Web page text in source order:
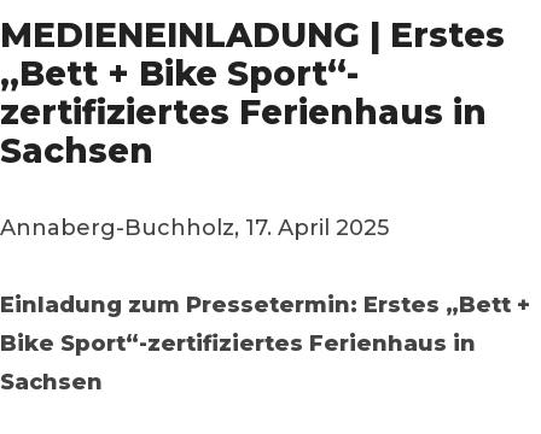
MEDIENEINLADUNG | Erstes
„Bett + Bike Sport“-
zertifiziertes Ferienhaus in
Sachsen
Annaberg-Buchholz, 17. April 2025
Einladung zum Pressetermin: Erstes „Bett +
Bike Sport“-zertifiziertes Ferienhaus in
Sachsen